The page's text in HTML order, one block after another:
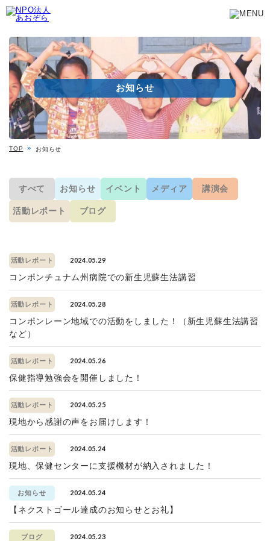
お知らせ
TOP お知らせ
すべて お知らせ イベント メディア 講演会
活動レポート ブログ
活動レポート 2024.05.29
コンポンチュナム州病院での新生児蘇生法講習
活動レポート 2024.05.28
コンポンレーン地域での活動をしました！（新生児蘇生法講習
など）
活動レポート 2024.05.26
保健指導勉強会を開催しました！
活動レポート 2024.05.25
現地から感謝の声をお届けします！
活動レポート 2024.05.24
現地、保健センターに支援機材が納入されました！
お知らせ 2024.05.24
【ネクストゴール達成のお知らせとお礼】
ブログ 2024.05.23